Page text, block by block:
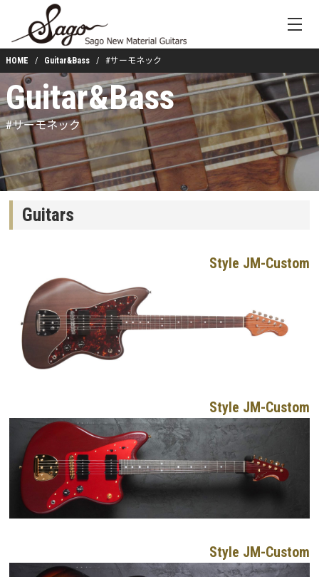
HOME Guitar&Bass #サーモネック
Guitar&Bass
#サーモネック
Guitars
Style JM-Custom
Style JM-Custom
Style JM-Custom